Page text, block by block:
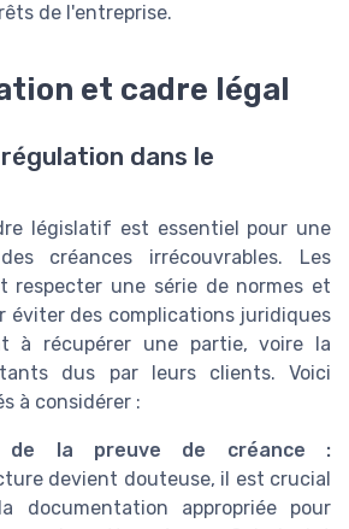
de l'entreprise.
et cadre légal
dans le
législatif est essentiel pour une
créances irrécouvrables. Les
respecter une série de normes et
éviter des complications juridiques
à récupérer une partie, voire la
dus par leurs clients. Voici
à considérer :
de la preuve de créance :
devient douteuse, il est crucial
documentation appropriée pour